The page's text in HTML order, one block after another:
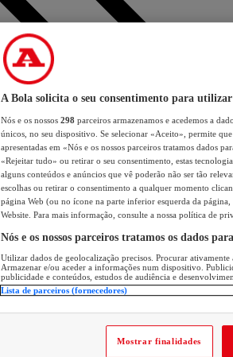
A Bola solicita o seu consentimento para utilizar
Nós e os nossos 298 parceiros armazenamos e acedemos a
únicos, no seu dispositivo. Se selecionar «Aceito», permite
apresentadas em «Nós e os nossos parceiros tratamos dados
«Rejeitar tudo» ou retirar o seu consentimento, estas
alguns conteúdos e anúncios que vê poderão não ser tão
escolhas ou retirar o consentimento a qualquer momento
página Web (ou no ícone na parte inferior esquerda da página,
Website. Para mais informação, consulte a nossa política de
Nós e os nossos parceiros tratamos os dados
Utilizar dados de geolocalização precisos. Procurar
Armazenar e/ou aceder a informações num dispositivo.
publicidade e conteúdos, estudos de audiência e
Lista de parceiros (fornecedores)
Mostrar finalidades